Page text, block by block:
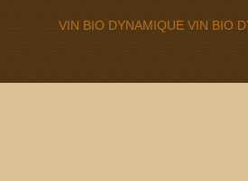
VIN BIO DYNAMIQUE VIN BIO